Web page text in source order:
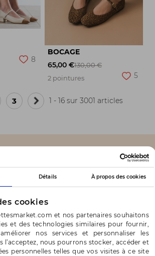
Détails À propos des cookies
cookies
et nos partenaires souhaitons
et des technologies similaires pour fournir,
nos services et personnaliser les
l’acceptez, nous pourrons stocker, accéder et
personnelles telles que vos visites à ce site
8
BOCAGE
65,00 €130,00 €
2 pointures
5
3
Page
1 - 16 sur 3001 articles
MARKET
AIDE